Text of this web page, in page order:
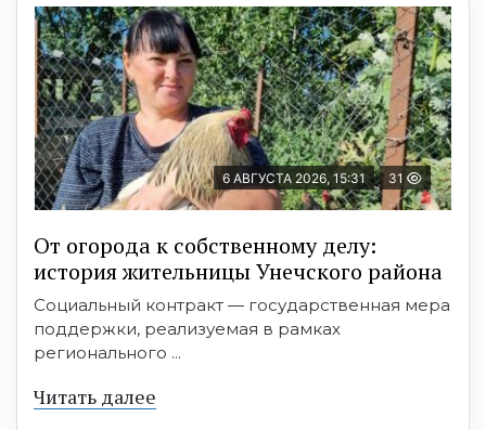
6 АВГУСТА 2026, 15:31 31
От огорода к собственному делу:
история жительницы Унечского района
Социальный контракт — государственная мера
поддержки, реализуемая в рамках
регионального ...
Читать далее